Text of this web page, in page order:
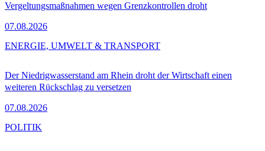
Vergeltungsmaßnahmen wegen Grenzkontrollen droht
07.08.2026
Der Niedrigwasserstand am Rhein droht der Wirtschaft einen
weiteren Rückschlag zu versetzen
07.08.2026
ENERGIE, UMWELT & TRANSPORT
POLITIK